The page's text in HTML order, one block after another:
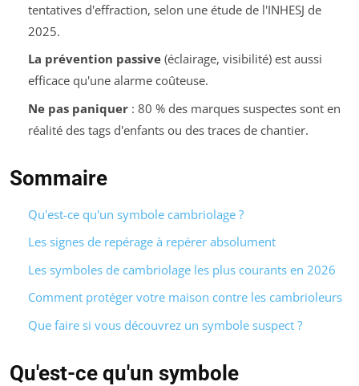
tentatives d'effraction, selon une étude de l'INHESJ de
2025.
La prévention passive(éclairage, visibilité) est aussi
efficace qu'une alarme coûteuse.
Ne pas paniquer: 80 % des marques suspectes sont en
réalité des tags d'enfants ou des traces de chantier.
Sommaire
Qu'est-ce qu'un symbole cambriolage ?
Les signes de repérage à repérer absolument
Les symboles de cambriolage les plus courants en 2026
Comment protéger votre maison contre les cambrioleurs
Que faire si vous découvrez un symbole suspect ?
Qu'est-ce qu'un symbole